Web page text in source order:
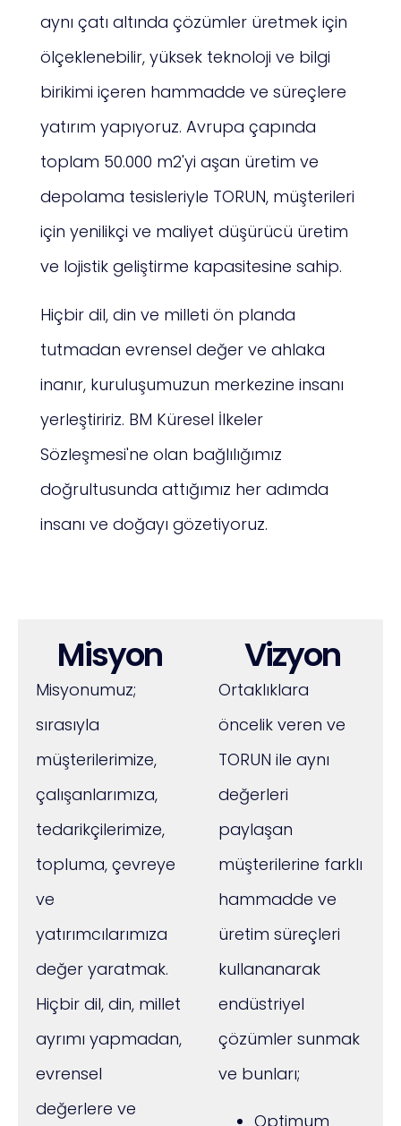
aynı çatı altında çözümler üretmek için
ölçeklenebilir, yüksek teknoloji ve bilgi
birikimi içeren hammadde ve süreçlere
yatırım yapıyoruz. Avrupa çapında
toplam 50.000 m2'yi aşan üretim ve
depolama tesisleriyle TORUN, müşterileri
için yenilikçi ve maliyet düşürücü üretim
ve lojistik geliştirme kapasitesine sahip.
Hiçbir dil, din ve milleti ön planda
tutmadan evrensel değer ve ahlaka
inanır, kuruluşumuzun merkezine insanı
yerleştiririz. BM Küresel İlkeler
Sözleşmesi'ne olan bağlılığımız
doğrultusunda attığımız her adımda
insanı ve doğayı gözetiyoruz.
Misyon
Misyonumuz;
sırasıyla
müşterilerimize,
çalışanlarımıza,
tedarikçilerimize,
topluma, çevreye
ve
yatırımcılarımıza
değer yaratmak.
Hiçbir dil, din, millet
ayrımı yapmadan,
evrensel
değerlere ve
Vizyon
Ortaklıklara
öncelik veren ve
TORUN ile aynı
değerleri
paylaşan
müşterilerine farklı
hammadde ve
üretim süreçleri
kullananarak
endüstriyel
çözümler sunmak
ve bunları;
Optimum